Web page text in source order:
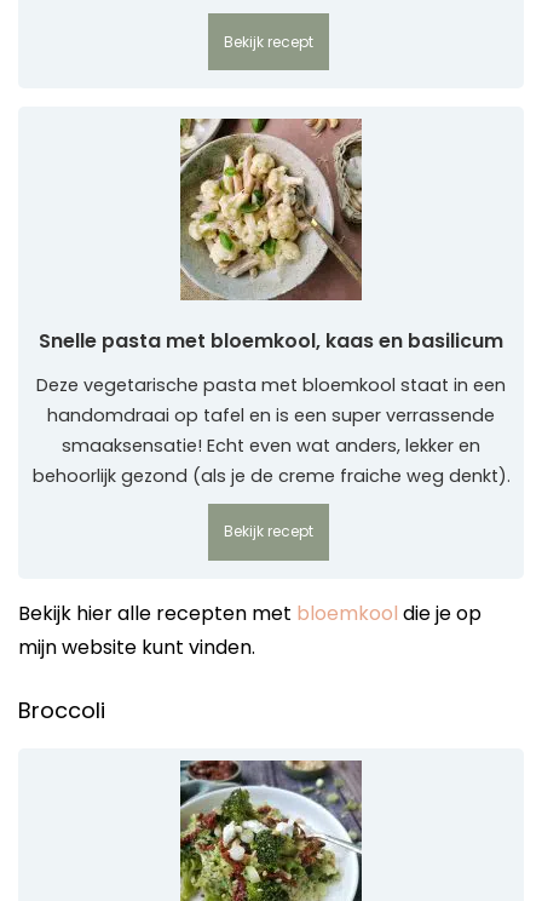
Bekijk recept
Snelle pasta met bloemkool, kaas en basilicum
Deze vegetarische pasta met bloemkool staat in een
handomdraai op tafel en is een super verrassende
smaaksensatie! Echt even wat anders, lekker en
behoorlijk gezond (als je de creme fraiche weg denkt).
Bekijk recept
Bekijk hier alle recepten met bloemkool die je op
mijn website kunt vinden.
Broccoli